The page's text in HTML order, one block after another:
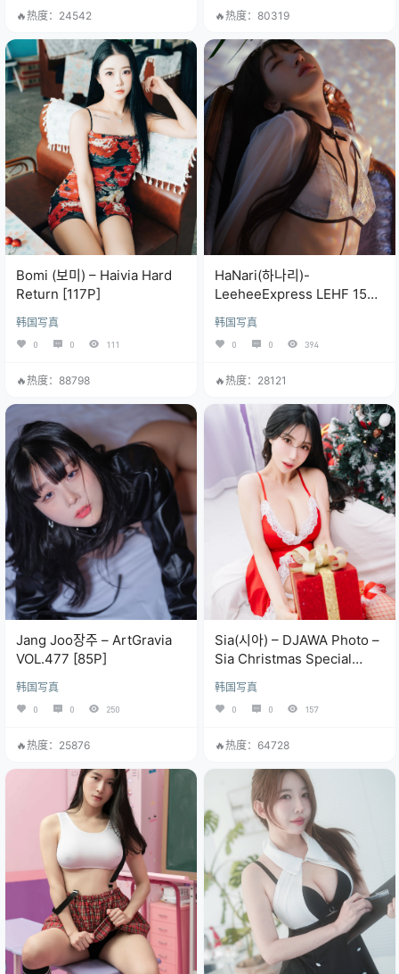
🔥热度：24542 🔥热度：80319
Bomi (보미) – Haivia Hard
Return [117P]
韩国写真
0 0 111
🔥热度：88798
HaNari(하나리)-
LeeheeExpress LEHF 154A
韩国写真
0 0 394
🔥热度：28121
Jang Joo장주 – ArtGravia
VOL.477 [85P]
韩国写真
0 0 250
🔥热度：25876
Sia(시아) – DJAWA Photo –
Sia Christmas Special
韩国写真
0 0 157
🔥热度：64728